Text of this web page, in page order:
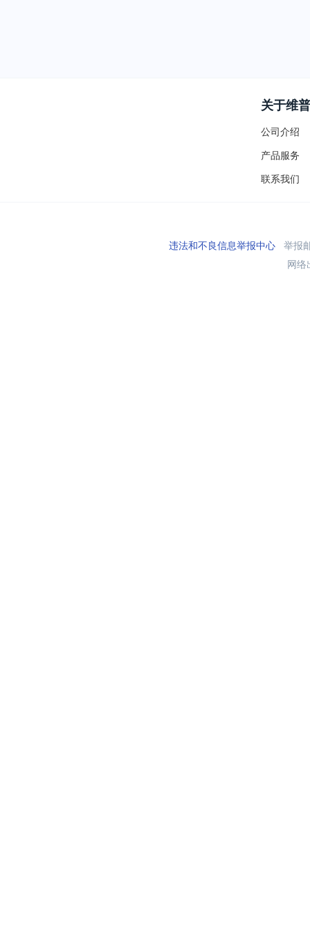
关于维普
公司介绍
产品服务
联系我们
违法和不良信息举报中心举报
网